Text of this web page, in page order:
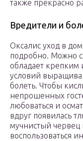
также прекрасно
Вредители и
Оксалис уход в
подробно. Можно
обладает
условий
болеть. Чтобы
непрошенных
любоваться и
вдруг появилась
мучнистый
воспользоваться